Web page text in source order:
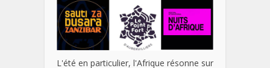
L'été en particulier, l'Afrique résonne sur